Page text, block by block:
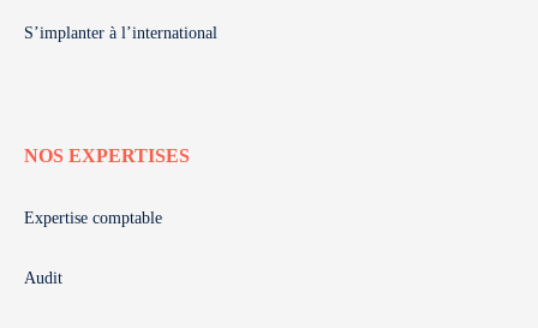
S’implanter à l’international
NOS EXPERTISES
Expertise comptable
Audit